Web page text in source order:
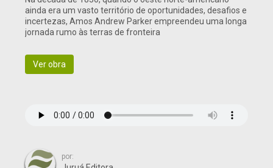
ainda era um vasto território de oportunidades, desafios e
incertezas, Amos Andrew Parker empreendeu uma longa
jornada rumo às terras de fronteira
Ver obra
por: